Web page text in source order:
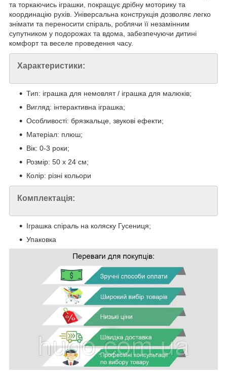
та торкаючись іграшки, покращує дрібну моторику та
координацію рухів. Універсальна конструкція дозволяє легко
знімати та переносити спіраль, роблячи її незамінним
супутником у подорожах та вдома, забезпечуючи дитині
комфорт та веселе проведення часу.
Характеристики:
Тип: іграшка для немовлят / іграшка для малюків;
Вигляд: інтерактивна іграшка;
Особливості: брязкальце, звукові ефекти;
Матеріал: плюш;
Вік: 0-3 роки;
Розмір: 50 х 24 см;
Колір: різні кольори
Комплектація:
Іграшка спіраль на коляску Гусениця;
Упаковка